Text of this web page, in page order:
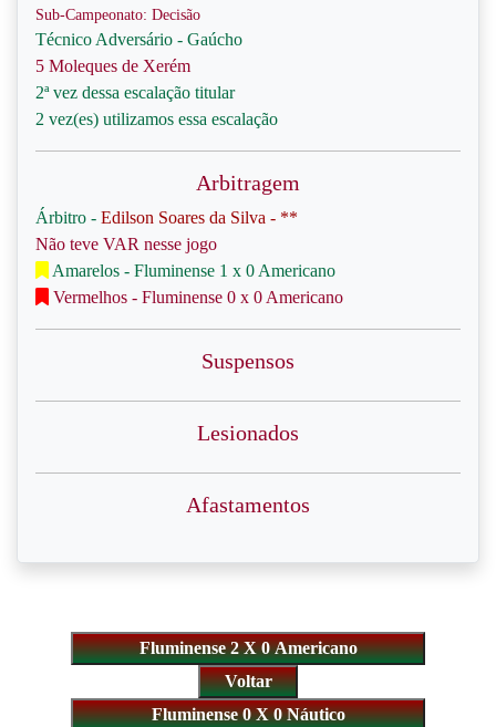
Sub-Campeonato: Decisão
Técnico Adversário - Gaúcho
5 Moleques de Xerém
2ª vez dessa escalação titular
2 vez(es) utilizamos essa escalação
Arbitragem
Árbitro - Edilson Soares da Silva - **
Não teve VAR nesse jogo
Amarelos - Fluminense 1 x 0 Americano
Vermelhos - Fluminense 0 x 0 Americano
Suspensos
Lesionados
Afastamentos